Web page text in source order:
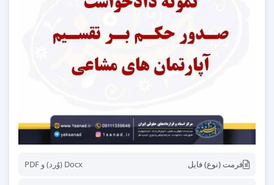
فرمت (نوع) فایل Docx (وُرد) و PDF